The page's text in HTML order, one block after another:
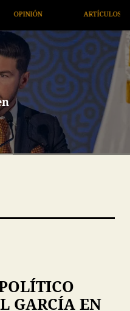
ARTÍCULOS
GARCÍA EN